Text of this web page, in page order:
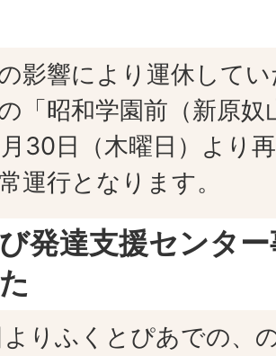
影響により運休して
「昭和学園前（新原
30日（木曜日）より
運行となります。
発達支援センタ
りふくとぴあでの、